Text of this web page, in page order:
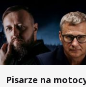
Pisarze na